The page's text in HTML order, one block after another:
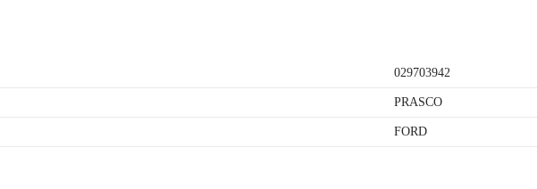
029703942
PRASCO
FORD